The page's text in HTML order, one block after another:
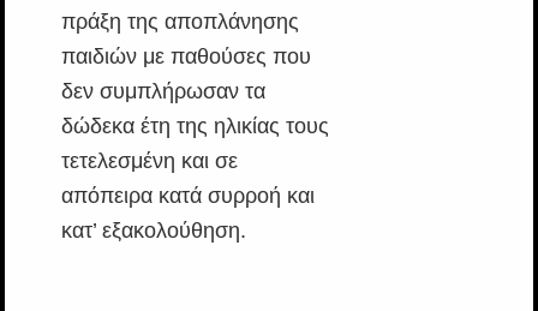
πράξη της αποπλάνησης
παιδιών με παθούσες που
δεν συμπλήρωσαν τα
δώδεκα έτη της ηλικίας τους
τετελεσμένη και σε
απόπειρα κατά συρροή και
κατ’ εξακολούθηση.